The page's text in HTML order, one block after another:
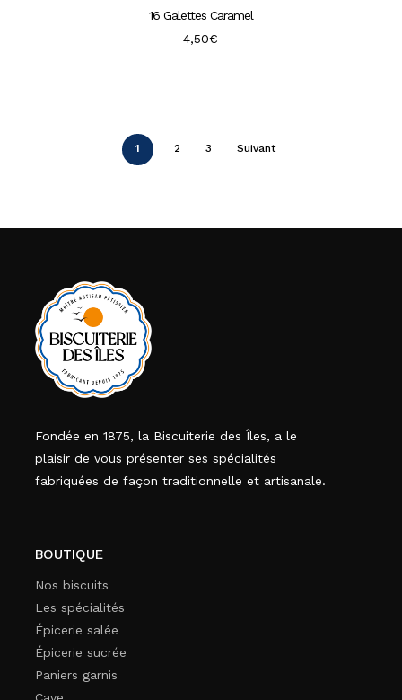
16 Galettes Caramel
4,50€
1 2 3 Suivant
Fondée en 1875, la Biscuiterie des Îles, a le
plaisir de vous présenter ses spécialités
fabriquées de façon traditionnelle et artisanale.
BOUTIQUE
Nos biscuits
Les spécialités
Épicerie salée
Épicerie sucrée
Paniers garnis